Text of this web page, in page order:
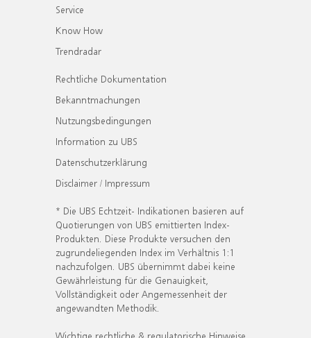
Service
Know How
Trendradar
Rechtliche Dokumentation
Bekanntmachungen
Nutzungsbedingungen
Information zu UBS
Datenschutzerklärung
Disclaimer / Impressum
* Die UBS Echtzeit- Indikationen basieren auf
Quotierungen von UBS emittierten Index-
Produkten. Diese Produkte versuchen den
zugrundeliegenden Index im Verhältnis 1:1
nachzufolgen. UBS übernimmt dabei keine
Gewährleistung für die Genauigkeit,
Vollständigkeit oder Angemessenheit der
angewandten Methodik.